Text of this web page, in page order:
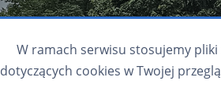
W ramach serwisu stosujemy
dotyczących cookies w Twojej